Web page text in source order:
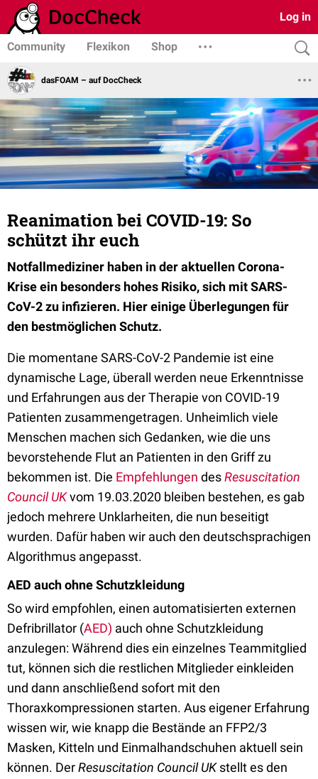
Log in
Community Flexikon Shop
dasFOAM – auf DocCheck
Reanimation bei COVID-19: So
schützt ihr euch
Notfallmediziner haben in der aktuellen Corona-
Krise ein besonders hohes Risiko, sich mit SARS-
CoV-2 zu infizieren. Hier einige Überlegungen für
den bestmöglichen Schutz.
Die momentane SARS-CoV-2 Pandemie ist eine
dynamische Lage, überall werden neue Erkenntnisse
und Erfahrungen aus der Therapie von COVID-19
Patienten zusammengetragen. Unheimlich viele
Menschen machen sich Gedanken, wie die uns
bevorstehende Flut an Patienten in den Griff zu
bekommen ist. Die Empfehlungen desResuscitation
Council UKvom 19.03.2020 bleiben bestehen, es gab
jedoch mehrere Unklarheiten, die nun beseitigt
wurden. Dafür haben wir auch den deutschsprachigen
Algorithmus angepasst.
AED auch ohne Schutzkleidung
So wird empfohlen, einen automatisierten externen
Defribrillator (AED) auch ohne Schutzkleidung
anzulegen: Während dies ein einzelnes Teammitglied
tut, können sich die restlichen Mitglieder einkleiden
und dann anschließend sofort mit den
Thoraxkompressionen starten. Aus eigener Erfahrung
wissen wir, wie knapp die Bestände an FFP2/3
Masken, Kitteln und Einmalhandschuhen aktuell sein
können. DerResuscitation Council UKstellt es den